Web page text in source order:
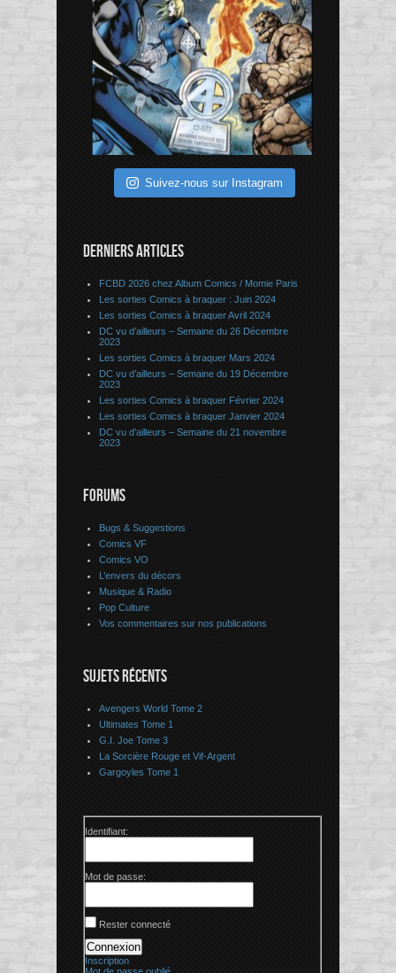
Suivez-nous sur Instagram
DERNIERS ARTICLES
FCBD 2026 chez Album Comics / Momie Paris
Les sorties Comics à braquer : Juin 2024
Les sorties Comics à braquer Avril 2024
DC vu d’ailleurs – Semaine du 26 Décembre
2023
Les sorties Comics à braquer Mars 2024
DC vu d’ailleurs – Semaine du 19 Décembre
2023
Les sorties Comics à braquer Février 2024
Les sorties Comics à braquer Janvier 2024
DC vu d’ailleurs – Semaine du 21 novembre
2023
FORUMS
Bugs & Suggestions
Comics VF
Comics VO
L’envers du décors
Musique & Radio
Pop Culture
Vos commentaires sur nos publications
SUJETS RÉCENTS
Avengers World Tome 2
Ultimates Tome 1
G.I. Joe Tome 3
La Sorcière Rouge et Vif-Argent
Gargoyles Tome 1
Identifiant:
Mot de passe:
Rester connecté
Connexion
Inscription